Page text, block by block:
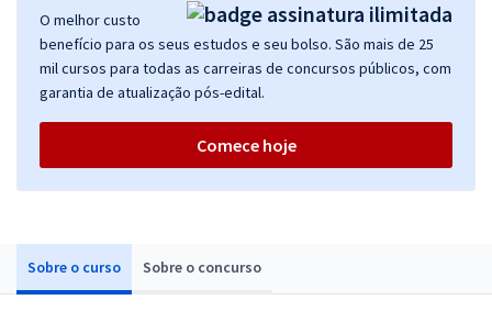
Sobre o curso Sobre o concurso
O melhor custo
benefício para os seus estudos e seu bolso. São mais de 25
mil cursos para todas as carreiras de concursos públicos, com
garantia de atualização pós-edital.
Comece hoje